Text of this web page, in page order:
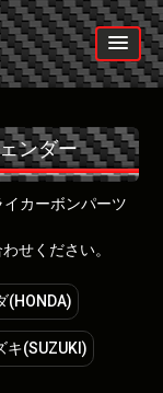
ンダー
カーボンパーツ
せください。
(HONDA)
キ(SUZUKI)